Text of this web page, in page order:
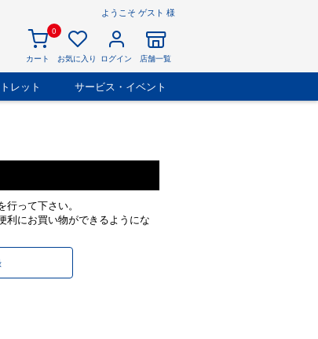
ようこそ ゲスト 様
0
カート お気に入り ログイン 店舗一覧
レット サービス・イベント
って下さい。
利にお買い物ができるようにな